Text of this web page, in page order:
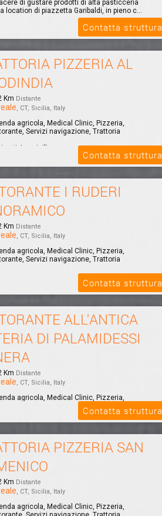
di gustare prodotti di alta pasticceria
location di piazzetta Garibaldi, in pieno c...
Contatta struttura
PIZZERIA AL
Km Distante
, CT, Sicilia, Italy
agricola, Medical Clinic, Pizzeria,
Servizi navigazione, Trattoria
tipica siciliana
Contatta struttura
I RUDERI
Km Distante
, CT, Sicilia, Italy
agricola, Medical Clinic, Pizzeria,
Servizi navigazione, Trattoria
Contatta struttura
ALL'ANTICA
DI PALAMIDESSI
Km Distante
, CT, Sicilia, Italy
agricola, Medical Clinic, Pizzeria,
Contatta struttura
PIZZERIA SAN
Km Distante
, CT, Sicilia, Italy
agricola, Medical Clinic, Pizzeria,